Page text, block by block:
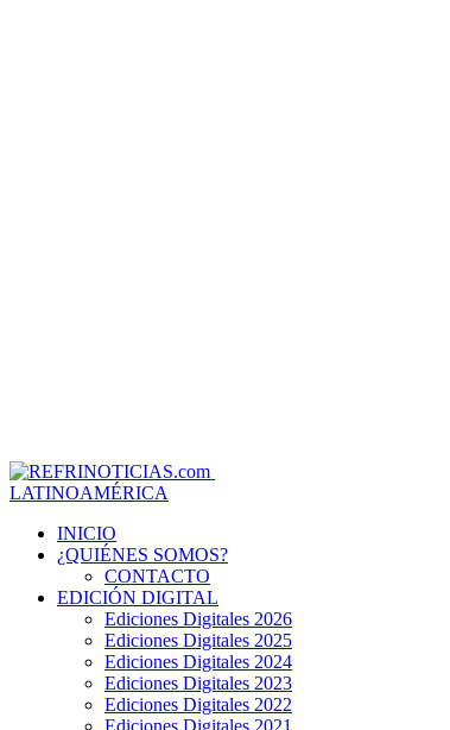
LATINOAMÉRICA
INICIO
¿QUIÉNES SOMOS?
CONTACTO
EDICIÓN DIGITAL
Ediciones Digitales 2026
Ediciones Digitales 2025
Ediciones Digitales 2024
Ediciones Digitales 2023
Ediciones Digitales 2022
Ediciones Digitales 2021